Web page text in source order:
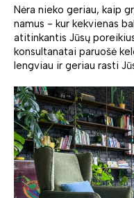
Nėra nieko geriau, kaip
namus - kur kekvienas
atitinkantis Jūsų
konsultanatai paruošė
lengviau ir geriau rasti